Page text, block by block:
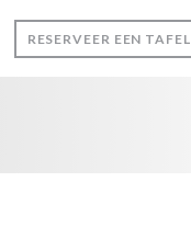
RESERVEER EEN TAFEL